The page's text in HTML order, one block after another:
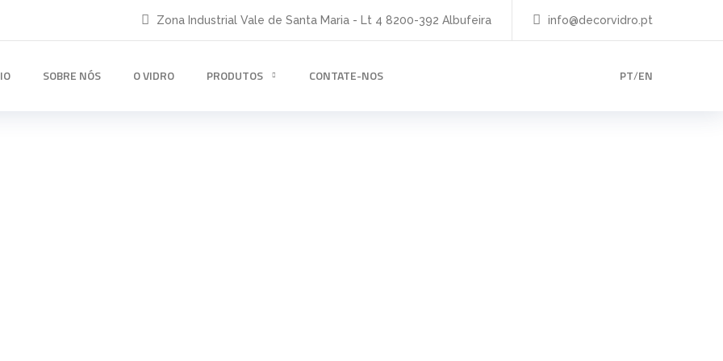
Zona Industrial Vale de Santa Maria - Lt 4 8200-392 Albufeira info@decorvidro.pt
SOBRE NÓS O VIDRO PRODUTOS CONTATE-NOS PT/EN